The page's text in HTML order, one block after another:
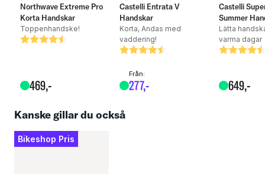
Northwave Extreme Pro
Korta Handskar
Toppenhandske!
Betyg:
4.1 utav 5 stjärnor
469,-
Castelli Entrata V
Handskar
Korta, Andas med
vaddering!
Betyg:
4.4 utav 5 stjärnor
277,-
Från:
Castelli
Summer
Lätta
varma dagar
Betyg:
4.4 utav
649,-
Kanske gillar du också
Bikeshop Pris